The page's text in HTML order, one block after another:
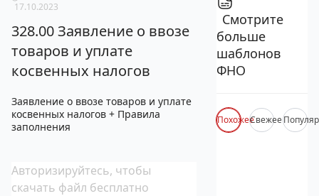
17.10.2023
328.00 Заявление о ввозе
товаров и уплате
косвенных налогов
Заявление о ввозе товаров и уплате
косвенных налогов + Правила
заполнения
Авторизируйтесь, чтобы
скачать файл бесплатно
Смотрите
больше
шаблонов
ФНО
ПохожееСвежее